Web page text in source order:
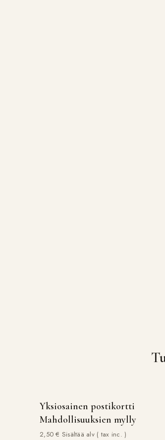
Yksiosainen postikortti
Mahdollisuuksien mylly
2,50€ Sisältää alv ( tax inc. )